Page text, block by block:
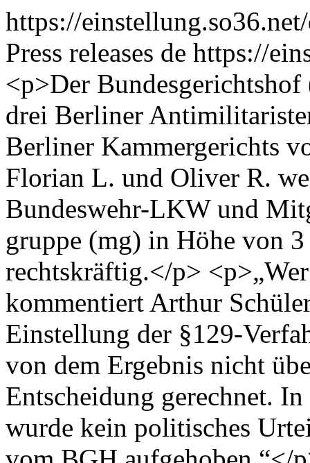
https://
Press releases de https://
<p>Der
drei Berliner
Berliner Kammergerichts
Florian L. und Oliver R.
Bundeswehr-LKW und
gruppe (mg) in Höhe von
rechtskräftig.</p>
kommentiert Arthur
Einstellung der §129-
von dem Ergebnis nicht
Entscheidung gerechnet.
wurde kein politisches